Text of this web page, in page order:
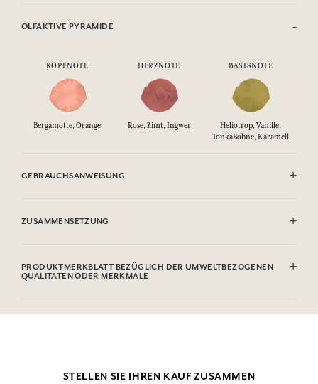
OLFAKTIVE PYRAMIDE
KOPFNOTE HERZNOTE BASISNOTE
Bergamotte, Orange Rose, Zimt, Ingwer
Heliotrop, Vanille,
TonkaBohne, Karamell
GEBRAUCHSANWEISUNG
ZUSAMMENSETZUNG
(Fragrance), Coumarin, Limonene, Linalool, Eugenol, Citronellol,
Cinnamal, Geraniol, Citral. Diese Liste kann Änderungen unterzogen
PRODUKTMERKBLATT BEZÜGLICH DER UMWELTBEZOGENEN
QUALITÄTEN ODER MERKMALE
Bitte konsultieren Sie die Umweltqualitäten oder -merkmale, indem
STELLEN SIE IHREN KAUF ZUSAMMEN